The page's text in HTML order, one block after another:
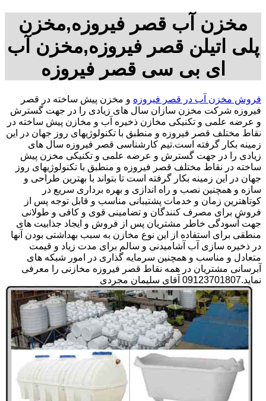
مخزن آب قصر فیروزه,مخزن
پلی اتیلن قصر فیروزه,مخزن آب
ای بی سی قصر فیروزه
فروش مخزن آب در قصر فیروزه و مخزن پیش ساخته در قصر
فیروزه شرکت مخزن سازان سال های زیادی را در جهت گسترش
و عرضه علمی و تکنیکی مخازن ذخیره آب و مخازن پیش ساخته در
نقاط مختلف قصر فیروزه و منطبق با تکنولوژیهای روز جهان در این
زمینه بکار گرفته است.تیم کارشناسی قصر فیروزه سال های
زیادی را در جهت گسترش و عرضه علمی و تکنیکی مخزن پیش
ساخته در نقاط مختلف قصر فیروزه و منطبق با تکنولوژیهای روز
جهان در این زمینه بکار گرفته است تا بتواند با بهترین طراحی و
سازه و همچنین نصب و راه اندازی و بهره برداری سریع در
کوتاهترین زمان و خدمات پشتیبانی مناسب و قابل توجه پس از
فروش برای مصرف کنندگان و تضامینی قوی و کافی و طولانی
جهت آسودگی خاطر مشتریان پس از فروش و ایجاد جذابیت های
منطقی برای استفاده از این نوع مخازن به سبب بهداشتی بودن آنها
در ذخیره سازی آب آشامیدنی و سالم برای مدت زیاد و قیمت
متعادل و مناسب و همچنین سرمایه گذاری در امور شبکه های
آبرسانی مشتریان در همه نقاط قصر فیروزه مخازنی را معرفی
نماید.09123701807 آقای سلیمان مجردی